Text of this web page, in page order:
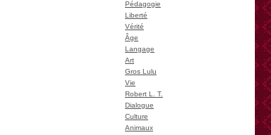
Pédagogie
Liberté
Vérité
Âge
Langage
Art
Gros Lulu
Vie
Robert L. T.
Dialogue
Culture
Animaux